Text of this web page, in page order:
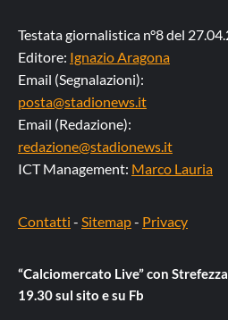
Testata giornalistica n°8 del
Editore: Ignazio Aragona
Email (Segnalazioni):
posta@stadionews.it
Email (Redazione):
redazione@stadionews.it
ICT Management: Marco Lauria
Contatti - Sitemap- Privacy
“Calciomercato Live” con
19.30 sul sito e su Fb